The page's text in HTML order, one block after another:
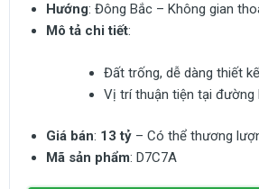
Hướng: Đông Bắc – Không gian
Mô tả chi tiết:
Đất trống, dễ dàng thiết
Vị trí thuận tiện tại đường
Giá bán: 13 tỷ– Có thể thương
Mã sản phẩm: D7C7A